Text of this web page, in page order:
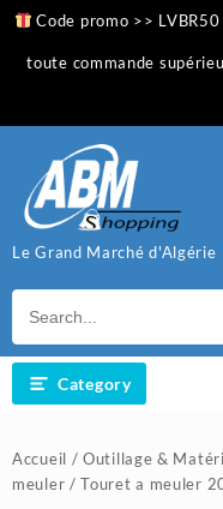
Skip
content
Code promo >> LVBR50
toute commande
Le Grand Marché d'Algérie
Category
Accueil /Outillage &
meuler / Touret a meuler